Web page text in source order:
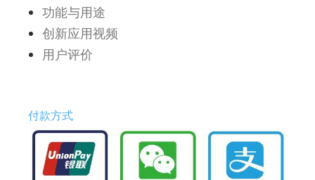
功能与用途
创新应用视频
用户评价
付款方式